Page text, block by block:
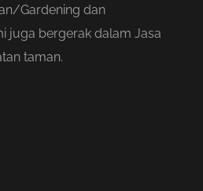
Gardening dan
juga bergerak dalam Jasa
taman.